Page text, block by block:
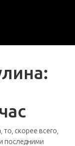
скорее всего,
последними